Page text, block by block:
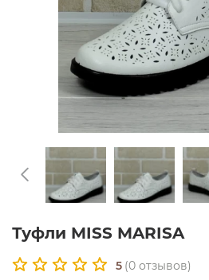
Туфли MISS MARISA
5 (0 отзывов)